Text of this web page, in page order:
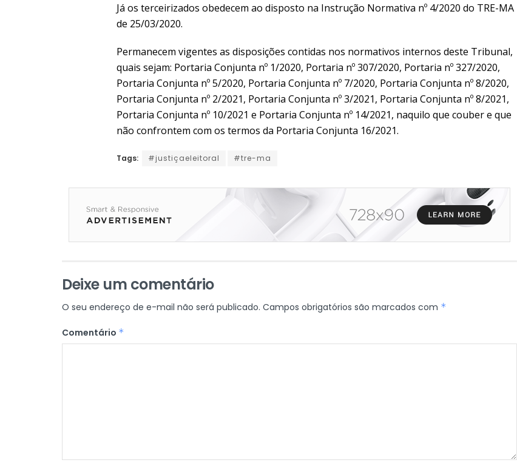
Já os terceirizados obedecem ao disposto na Instrução Normativa nº 4/2020 do TRE-MA
de 25/03/2020.
Permanecem vigentes as disposições contidas nos normativos internos deste Tribunal,
quais sejam: Portaria Conjunta nº 1/2020, Portaria nº 307/2020, Portaria nº 327/2020,
Portaria Conjunta nº 5/2020, Portaria Conjunta nº 7/2020, Portaria Conjunta nº 8/2020,
Portaria Conjunta nº 2/2021, Portaria Conjunta nº 3/2021, Portaria Conjunta nº 8/2021,
Portaria Conjunta nº 10/2021 e Portaria Conjunta nº 14/2021, naquilo que couber e que
não confrontem com os termos da Portaria Conjunta 16/2021.
Tags: #justiçaeleitoral #tre-ma
Deixe um comentário
O seu endereço de e-mail não será publicado. Campos obrigatórios são marcados com *
Comentário *